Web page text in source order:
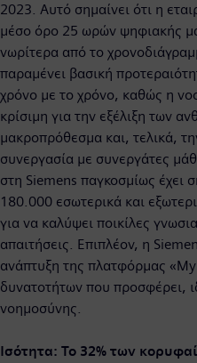
2023. Αυτό σημαίνει ότι η
μέσο όρο 25 ωρών ψηφιακής
νωρίτερα από το
παραμένει βασική
χρόνο με το χρόνο, καθώς η
κρίσιμη για την εξέλιξη των
μακροπρόθεσμα και, τελικά,
συνεργασία με συνεργάτες
στη Siemens παγκοσμίως έχει
180.000 εσωτερικά και
για να καλύψει ποικίλες
απαιτήσεις. Επιπλέον, η
ανάπτυξη της πλατφόρμας
δυνατοτήτων που προσφέρει,
νοημοσύνης.
Ισότητα: Το 32% των